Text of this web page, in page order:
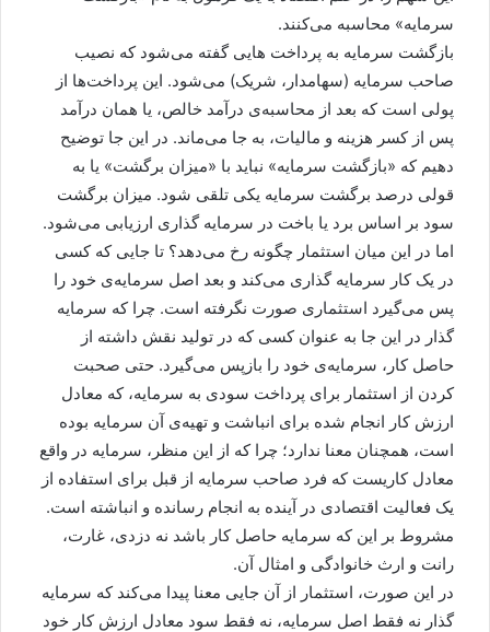
سرمایه» محاسبه می‌کنند.
بازگشت سرمایه به پرداخت هایی گفته می‌شود که نصیب
صاحب سرمایه (سهامدار، شریک) می‌شود. این پرداخت‌ها از
پولی است که بعد از محاسبه‌ی درآمد خالص، یا همان درآمد
پس از کسر هزینه و مالیات، به جا می‌ماند. در این جا توضیح
دهیم که «بازگشت سرمایه» نباید با «میزان برگشت» یا به
قولی درصد برگشت سرمایه یکی تلقی شود. میزان برگشت
سود بر اساس برد یا باخت در سرمایه گذاری ارزیابی می‌شود.
اما در این میان استثمار چگونه رخ می‌دهد؟ تا جایی که کسی
در یک کار سرمایه گذاری می‌کند و بعد اصل سرمایه‌ی خود را
پس می‌گیرد استثماری صورت نگرفته است. چرا که سرمایه
گذار در این جا به عنوان کسی که در تولید نقش داشته از
حاصل کار، سرمایه‌ی خود را بازپس می‌گیرد. حتی صحبت
کردن از استثمار برای پرداخت سودی به سرمایه، که معادل
ارزش کار انجام شده برای انباشت و تهیه‌ی آن سرمایه بوده
است، همچنان معنا ندارد؛ چرا که از این منظر، سرمایه در واقع
معادل کاریست که فرد صاحب سرمایه از قبل برای استفاده از
یک فعالیت اقتصادی در آینده به انجام رسانده و انباشته است.
مشروط بر این که سرمایه حاصل کار باشد نه دزدی، غارت،
رانت و ارث خانوادگی و امثال آن.
در این صورت، استثمار از آن جایی معنا پیدا می‌کند که سرمایه
گذار نه فقط اصل سرمایه، نه فقط سود معادل ارزش کار خود